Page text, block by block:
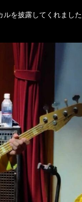
を披露してくれました